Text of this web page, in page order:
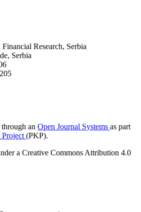
Research, Serbia
Serbia
an Open Journal Systems as part
(PKP).
a Creative Commons Attribution 4.0